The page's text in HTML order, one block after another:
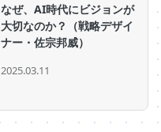
なぜ、AI時代にビジョンが
大切なのか？（戦略デザイ
ナー・佐宗邦威）
2025.03.11